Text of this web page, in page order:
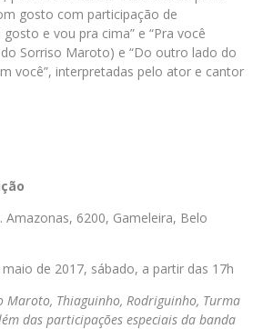
gosto com participação de
e vou pra cima” e “Pra você
Sorriso Maroto) e “Do outro lado do
você”, interpretadas pelo ator e cantor
Amazonas, 6200, Gameleira, Belo
maio de 2017, sábado, a partir das 17h
Maroto, Thiaguinho, Rodriguinho, Turma
das participações especiais da banda